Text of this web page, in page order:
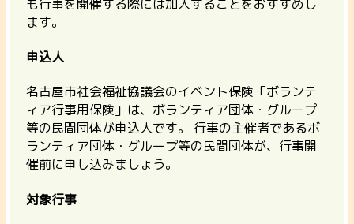
も行事を開催する際には加入することをおすすめし
ます。
申込人
名古屋市社会福祉協議会のイベント保険「ボランテ
ィア行事用保険」は、ボランティア団体・グループ
等の民間団体が申込人です。 行事の主催者であるボ
ランティア団体・グループ等の民間団体が、行事開
催前に申し込みましょう。
対象行事